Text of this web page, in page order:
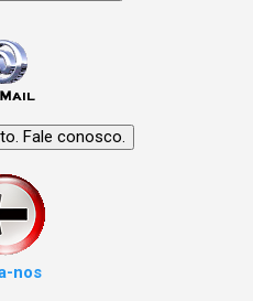
nos